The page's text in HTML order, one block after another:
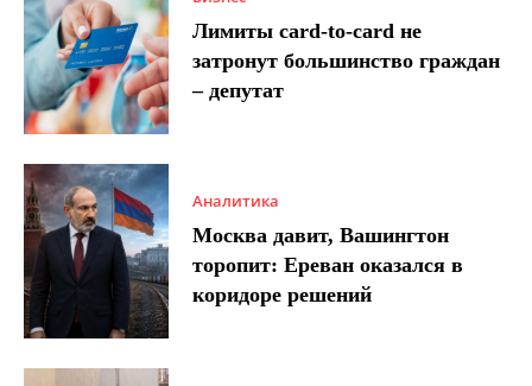
Лимиты card-to-card не
затронут большинство граждан
– депутат
Аналитика
Москва давит, Вашингтон
торопит: Ереван оказался в
коридоре решений